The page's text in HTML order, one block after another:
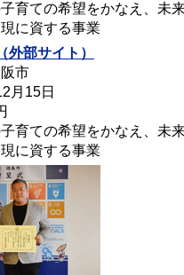
育ての希望をかなえ、未
に資する事業
（外部サイト）
市
月15日
育ての希望をかなえ、未
に資する事業